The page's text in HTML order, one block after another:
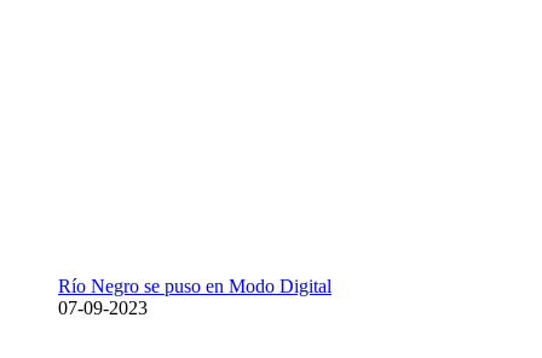
Río Negro se puso en Modo Digital
07-09-2023